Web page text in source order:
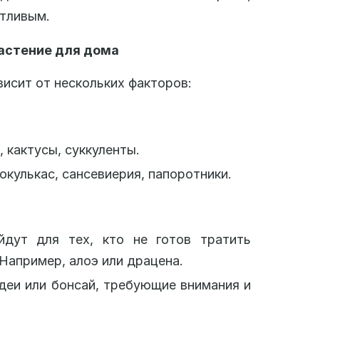
для дома
от нескольких факторов:
кактусы, суккуленты.
сансевиерия, папоротники.
для тех, кто не готов тратить
алоэ или драцена.
или бонсай, требующие внимания и